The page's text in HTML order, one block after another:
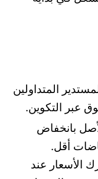
المتداولين
عبر التكوين.
بانخفاض
أقل.
الأسعار عند